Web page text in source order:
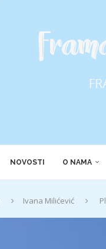
NOVOSTI O NAMA
Ivana Milićević